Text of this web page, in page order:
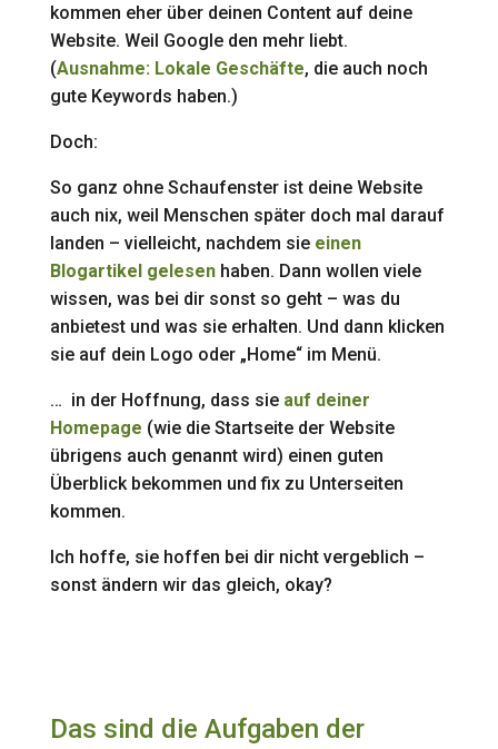
kommen eher über deinen Content auf deine
Website. Weil Google den mehr liebt.
(Ausnahme: Lokale Geschäfte, die auch noch
gute Keywords haben.)
Doch:
So ganz ohne Schaufenster ist deine Website
auch nix, weil Menschen später doch mal darauf
landen – vielleicht, nachdem sie einen
Blogartikel gelesenhaben. Dann wollen viele
wissen, was bei dir sonst so geht – was du
anbietest und was sie erhalten. Und dann klicken
sie auf dein Logo oder „Home“ im Menü.
… in der Hoffnung, dass sie auf deiner
Homepage (wie die Startseite der Website
übrigens auch genannt wird) einen guten
Überblick bekommen und fix zu Unterseiten
kommen.
Ich hoffe, sie hoffen bei dir nicht vergeblich –
sonst ändern wir das gleich, okay?
Das sind die Aufgaben der